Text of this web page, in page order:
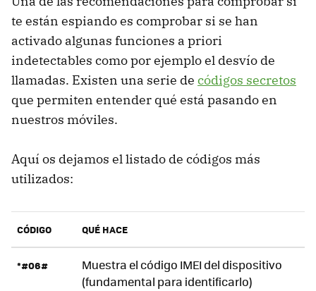
te están espiando es comprobar si se han
activado algunas funciones a priori
indetectables como por ejemplo el desvío de
llamadas. Existen una serie de códigos secretos
que permiten entender qué está pasando en
nuestros móviles.
Aquí os dejamos el listado de códigos más
utilizados:
CÓDIGO QUÉ HACE
*#06#
Muestra el código IMEI del dispositivo
(fundamental para identificarlo)